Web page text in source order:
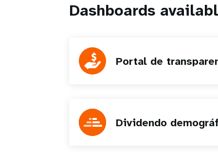
Dashboards
Portal de
Dividendo